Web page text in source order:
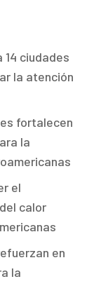
14 ciudades
la atención
fortalecen
la
el
calor
en
la